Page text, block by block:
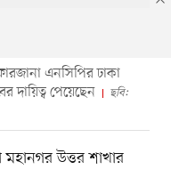
ফারজানা এনসিপির ঢাকা
দায়িত্ব পেয়েছেন
ছবি:
মহানগর উত্তর শাখার